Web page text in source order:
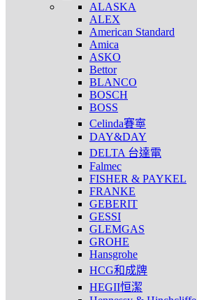
ALASKA
ALEX
American Standard
Amica
ASKO
Bettor
BLANCO
BOSCH
BOSS
Celinda賽寧
DAY&DAY
DELTA 台達電
Falmec
FISHER & PAYKEL
FRANKE
GEBERIT
GESSI
GLEMGAS
GROHE
Hansgrohe
HCG和成牌
HEGII恒潔